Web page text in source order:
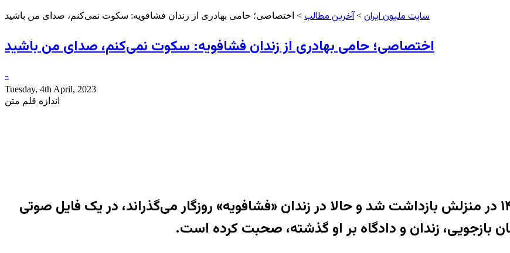
سایت ملیون ایران >آخرین مطالب > اختصاصی؛ حامی بهادری از زندان فشافویه: سکوت نمی‌کنم، صدای من باشید
اختصاصی؛ حامی بهادری از زندان فشافویه: سکوت نمی‌کنم، صدای من باشید
-
Tuesday, 4th April, 2023
اندازه قلم متن
«حامی بهادری»، شهروند بهایی که روز ۳۰ مهر ۱۴۰۲ در منزلش بازداشت شد و حالا در زندان «فشافویه» روزگار می‌گذراند، در یک فایل صوتی
بازجویی، زندان و دادگاه بر او گذشته، صحبت کرده است.